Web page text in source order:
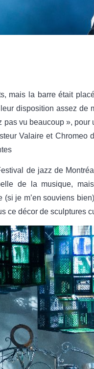
mais la barre était
disposition assez de
pas vu beaucoup », pour
Valaire et
de jazz de
de la musique,
je m’en souviens
ce décor de sculptures